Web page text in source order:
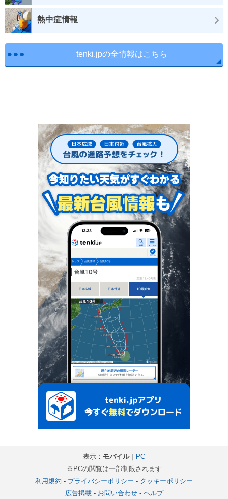
熱中症情報
tenki.jpの全情報はこちら
表示： モバイル｜ PC
※PCの閲覧は一部制限されます
利用規約 - プライバシーポリシー - クッキーポリシー
広告掲載- お問い合わせ- ヘルプ